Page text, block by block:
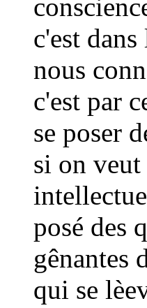
c'est
nous
c'est par
se poser
si on veut
posé des
gênantes
qui se